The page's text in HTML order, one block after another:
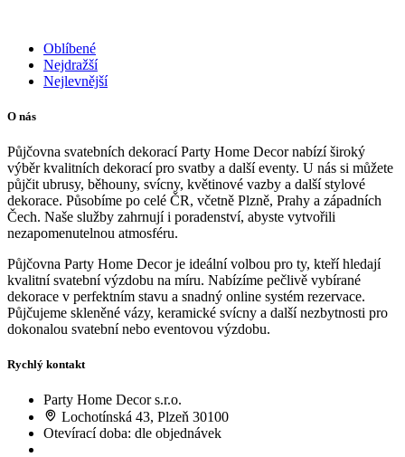
Oblíbené
Nejdražší
Nejlevnější
O nás
Půjčovna svatebních dekorací Party Home Decor nabízí široký
výběr kvalitních dekorací pro svatby a další eventy. U nás si můžete
půjčit ubrusy, běhouny, svícny, květinové vazby a další stylové
dekorace. Působíme po celé ČR, včetně Plzně, Prahy a západních
Čech. Naše služby zahrnují i poradenství, abyste vytvořili
nezapomenutelnou atmosféru.
Půjčovna Party Home Decor je ideální volbou pro ty, kteří hledají
kvalitní svatební výzdobu na míru. Nabízíme pečlivě vybírané
dekorace v perfektním stavu a snadný online systém rezervace.
Půjčujeme skleněné vázy, keramické svícny a další nezbytnosti pro
dokonalou svatební nebo eventovou výzdobu.
Rychlý kontakt
Party Home Decor s.r.o.
Lochotínská 43, Plzeň 30100
Otevírací doba: dle objednávek